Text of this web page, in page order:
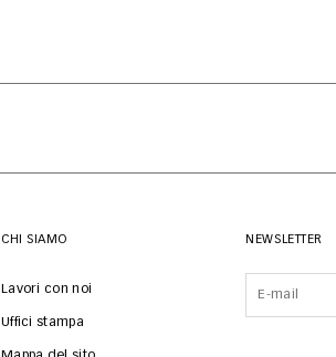
CHI SIAMO
Lavori con noi
Uffici stampa
NEWSLETTER